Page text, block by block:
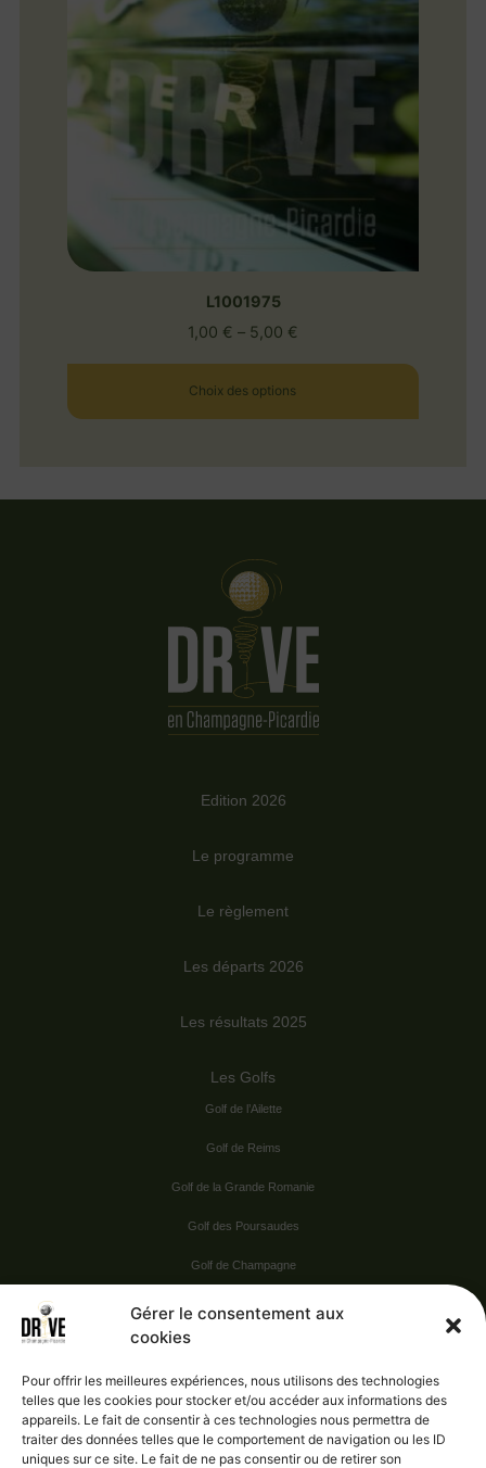
Gérer le consentement aux
cookies
Pour offrir les meilleures expériences, nous utilisons des technologies
telles que les cookies pour stocker et/ou accéder aux informations des
appareils. Le fait de consentir à ces technologies nous permettra de
traiter des données telles que le comportement de navigation ou les ID
uniques sur ce site. Le fait de ne pas consentir ou de retirer son
L1001975
1,00 € – 5,00 €
Choix des options
Edition 2026
Le programme
Le règlement
Les départs 2026
Les résultats 2025
Les Golfs
Golf de l’Ailette
Golf de Reims
Golf de la Grande Romanie
Golf des Poursaudes
Golf de Champagne
Vie pratique